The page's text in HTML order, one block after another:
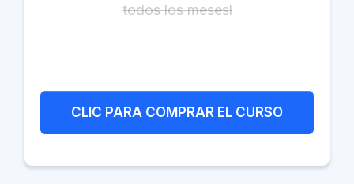
todos los mesesl
CLIC PARA COMPRAR EL CURSO